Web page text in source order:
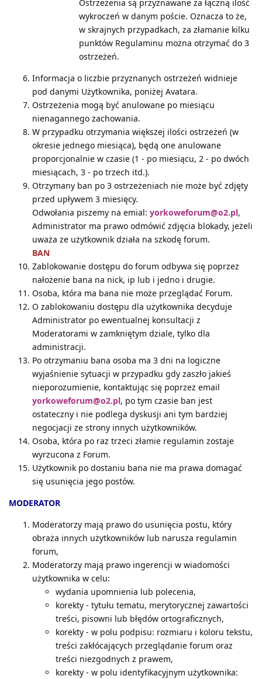
Ostrzeżenia są przyznawane za łączną ilość
wykroczeń w danym poście. Oznacza to że,
w skrajnych przypadkach, za złamanie kilku
punktów Regulaminu można otrzymać do 3
ostrzeżeń.
Informacja o liczbie przyznanych ostrzeżeń widnieje
pod danymi Użytkownika, poniżej Avatara.
Ostrzeżenia mogą być anulowane po miesiącu
nienagannego zachowania.
W przypadku otrzymania większej ilości ostrzeżeń (w
okresie jednego miesiąca), będą one anulowane
proporcjonalnie w czasie (1 - po miesiącu, 2 - po dwóch
miesiącach, 3 - po trzech itd.).
Otrzymany ban po 3 ostrzeżeniach nie może być zdjęty
przed upływem 3 miesięcy.
Odwołania piszemy na emial: yorkoweforum@o2.pl,
Administrator ma prawo odmówić zdjęcia blokady, jeżeli
uważa ze użytkownik działa na szkodę forum.
BAN
Zablokowanie dostępu do forum odbywa się poprzez
nałożenie bana na nick, ip lub i jedno i drugie.
Osoba, która ma bana nie może przeglądać Forum.
O zablokowaniu dostępu dla użytkownika decyduje
Administrator po ewentualnej konsultacji z
Moderatorami w zamkniętym dziale, tylko dla
administracji.
Po otrzymaniu bana osoba ma 3 dni na logiczne
wyjaśnienie sytuacji w przypadku gdy zaszło jakieś
nieporozumienie, kontaktując się poprzez email
yorkoweforum@o2.pl, po tym czasie ban jest
ostateczny i nie podlega dyskusji ani tym bardziej
negocjacji ze strony innych użytkowników.
Osoba, która po raz trzeci złamie regulamin zostaje
wyrzucona z Forum.
Użytkownik po dostaniu bana nie ma prawa domagać
się usunięcia jego postów.
MODERATOR
Moderatorzy mają prawo do usunięcia postu, który
obraża innych użytkowników lub narusza regulamin
forum,
Moderatorzy mają prawo ingerencji w wiadomości
użytkownika w celu:
wydania upomnienia lub polecenia,
korekty - tytułu tematu, merytorycznej zawartości
treści, pisowni lub błędów ortograficznych,
korekty - w polu podpisu: rozmiaru i koloru tekstu,
treści zakłócających przeglądanie forum oraz
treści niezgodnych z prawem,
korekty - w polu identyfikacyjnym użytkownika: